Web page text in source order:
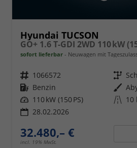
Hyundai TUCSON
sofort lieferbar Neuwagen mit
Fahrzeugnr. 1066572 Getriebe
Kraftstoff Benzin Außenfarbe
Leistung 110 kW (150 PS) Kilometerstand 10
28.02.2026
32.480,– €
incl. 19% MwSt.